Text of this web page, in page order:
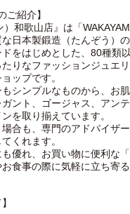
ご紹介】
）和歌山店』は「
日本製鍛造（たんぞう）
をはじめとした、80種類
りなファッションジュエ
ップです。
シンプルなものから、お
ント、ゴージャス、アン
を取り揃えています。
合も、専門のアドバイザ
くれます。
優れ、お買い物に便利な
食事の際に気軽に立ち寄